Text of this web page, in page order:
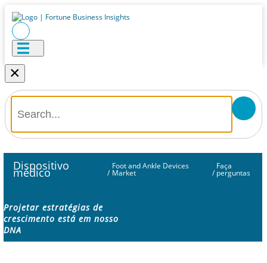
×
Dispositivo
médico /
Foot and Ankle Devices
Market /
Faça
perguntas
Projetar estratégias de
crescimento está em nosso
DNA